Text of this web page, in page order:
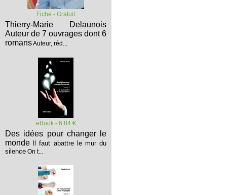
Fiche - Gratuit
Thierry-Marie Delaunois
Auteur de 7 ouvrages dont 6
romansAuteur, réd...
eBook - 6.84 €
Des idées pour changer le
monde
Il faut abattre le mur du
silence On t...